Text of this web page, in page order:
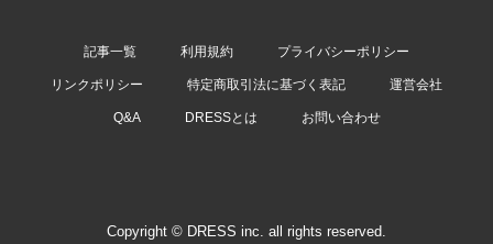
記事一覧 利用規約 プライバシーポリシー
リンクポリシー 特定商取引法に基づく表記 運営会社
Q&A DRESSとは お問い合わせ
Copyright © DRESS inc. all rights reserved.